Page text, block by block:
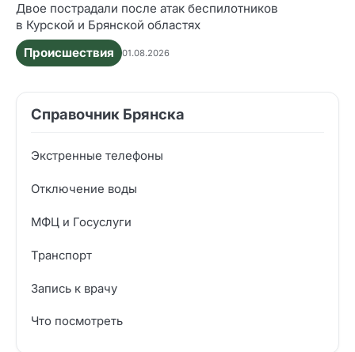
Двое пострадали после атак беспилотников
в Курской и Брянской областях
Происшествия
01.08.2026
Справочник Брянска
Экстренные телефоны
Отключение воды
МФЦ и Госуслуги
Транспорт
Запись к врачу
Что посмотреть